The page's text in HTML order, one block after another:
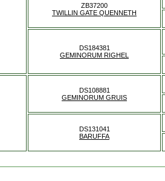
ZB37200
TWILLIN GATE QUENNETH
DS184381
GEMINORUM RIGHEL
DS108881
GEMINORUM GRUIS
DS131041
BARUFFA